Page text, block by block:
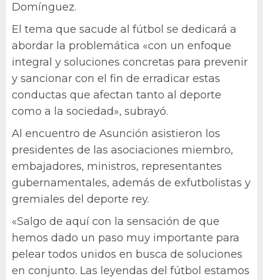
Domínguez.
El tema que sacude al fútbol se dedicará a
abordar la problemática «con un enfoque
integral y soluciones concretas para prevenir
y sancionar con el fin de erradicar estas
conductas que afectan tanto al deporte
como a la sociedad», subrayó.
Al encuentro de Asunción asistieron los
presidentes de las asociaciones miembro,
embajadores, ministros, representantes
gubernamentales, además de exfutbolistas y
gremiales del deporte rey.
«Salgo de aquí con la sensación de que
hemos dado un paso muy importante para
pelear todos unidos en busca de soluciones
en conjunto. Las leyendas del fútbol estamos